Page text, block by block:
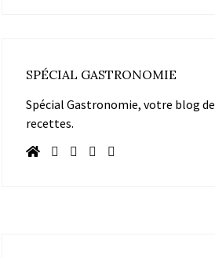
SPÉCIAL GASTRONOMIE
Spécial Gastronomie, votre blog
recettes.